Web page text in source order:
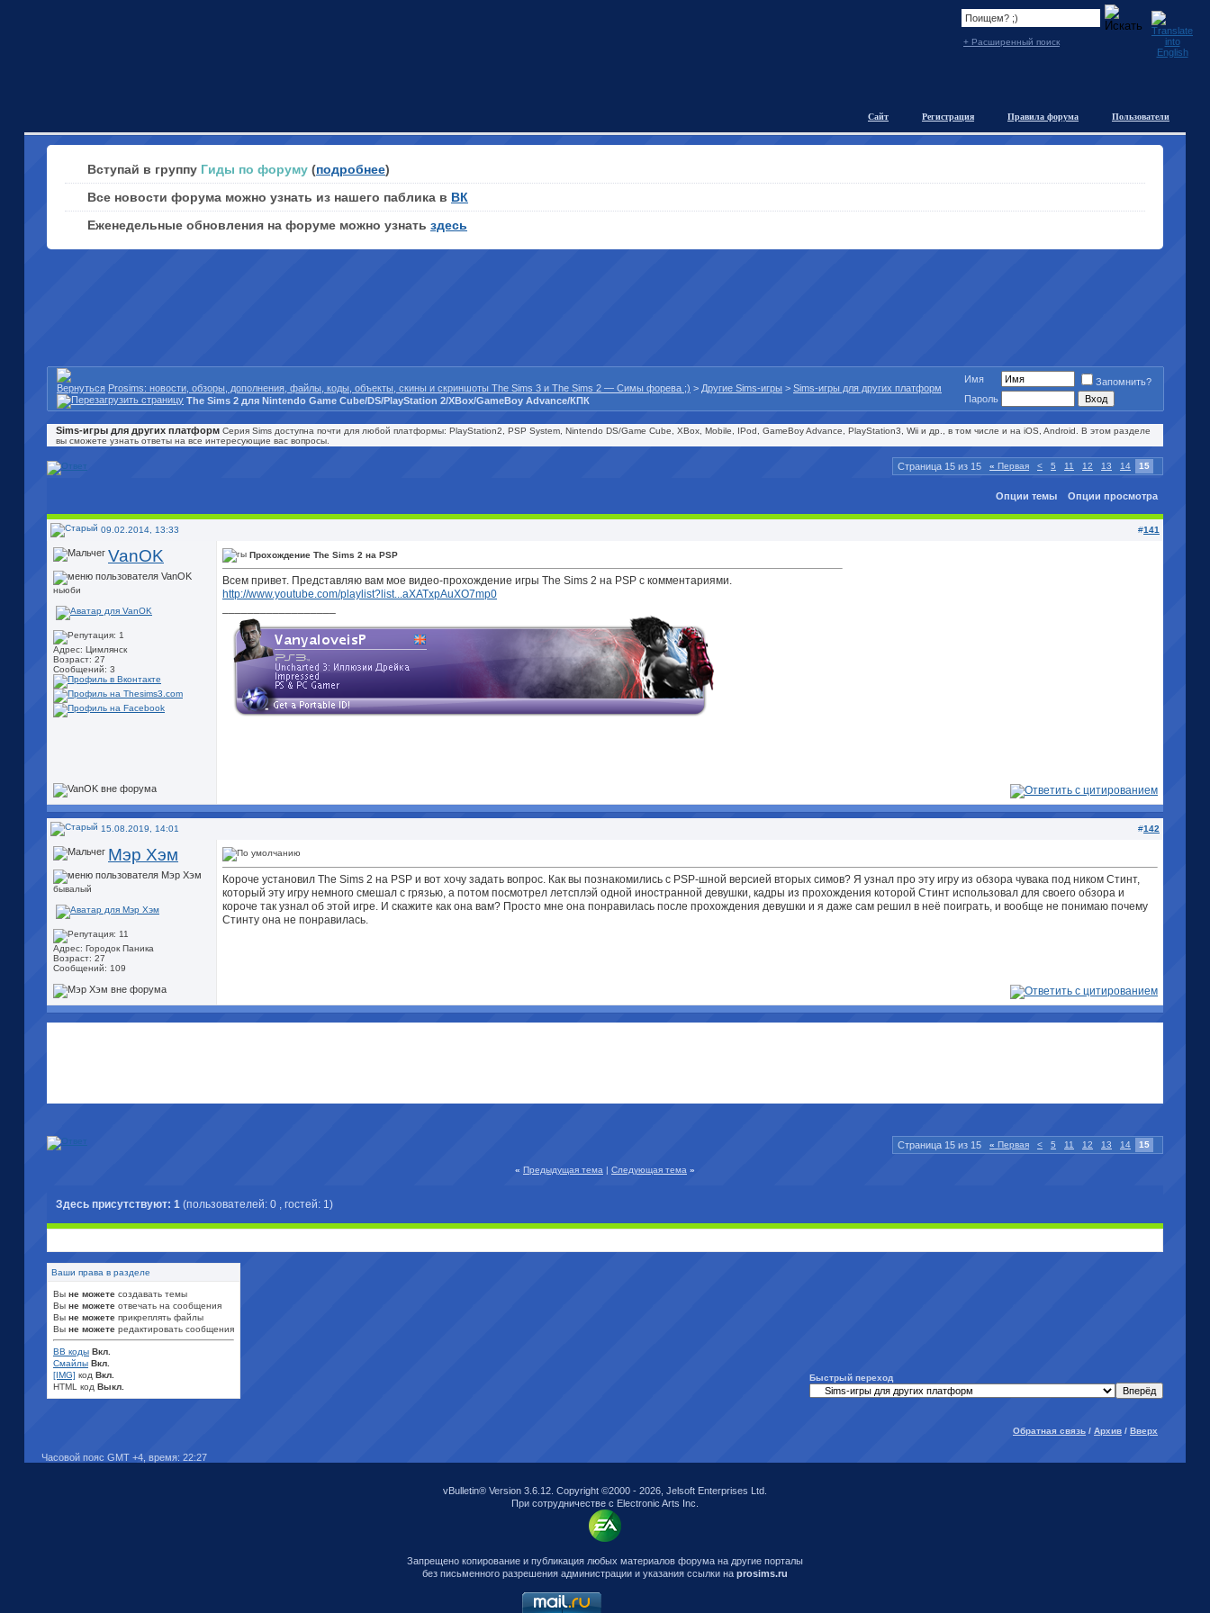
+ Расширенный поиск
Пользователи
Правила форума
Регистрация
Сайт
Вступай в группу Гиды по форуму (подробнее)
Все новости форума можно узнать из нашего паблика в ВК
Еженедельные обновления на форуме можно узнать здесь
Prosims: новости, обзоры, дополнения, файлы, коды, объекты, скины и скриншоты The Sims 3 и The Sims 2 — Симы форева ;) > Другие Sims-игры > Sims-игры для других платформ
The Sims 2 для Nintendo Game Cube/DS/PlayStation 2/XBox/GameBoy Advance/КПК
Имя
Запомнить?
Пароль
Sims-игры для других платформ Серия Sims доступна почти для любой платформы: PlayStation2, PSP System, Nintendo DS/Game Cube, XBox, Mobile, IPod, GameBoy Advance, PlayStation3, Wii и др., в том числе и на iOS, Android. В этом разделе
вы сможете узнать ответы на все интересующие вас вопросы.
Страница 15 из 15 « Первая < 5 11 12 13 14 15
Опции темы Опции просмотра
09.02.2014, 13:33 #141
VanOK
ньюби
Адрес: Цимлянск
Возраст: 27
Сообщений: 3
Прохождение The Sims 2 на PSP
Всем привет. Представляю вам мое видео-прохождение игры The Sims 2 на PSP с комментариями.
http://www.youtube.com/playlist?list...aXATxpAuXO7mp0
15.08.2019, 14:01 #142
Мэр Хэм
бывалый
Адрес: Городок Паника
Возраст: 27
Сообщений: 109
Короче установил The Sims 2 на PSP и вот хочу задать вопрос. Как вы познакомились с PSP-шной версией вторых симов? Я узнал про эту игру из обзора чувака под ником Стинт,
который эту игру немного смешал с грязью, а потом посмотрел летсплэй одной иностранной девушки, кадры из прохождения которой Стинт использовал для своего обзора и
короче так узнал об этой игре. И скажите как она вам? Просто мне она понравилась после прохождения девушки и я даже сам решил в неё поиграть, и вообще не понимаю почему
Стинту она не понравилась.
Страница 15 из 15 « Первая < 5 11 12 13 14 15
« Предыдущая тема | Следующая тема »
Здесь присутствуют: 1 (пользователей: 0 , гостей: 1)
Ваши права в разделе
Вы не можете создавать темы
Вы не можете отвечать на сообщения
Вы не можете прикреплять файлы
Вы не можете редактировать сообщения
BB коды Вкл.
Смайлы Вкл.
[IMG] код Вкл.
HTML код Выкл.
Быстрый переход
Обратная связь / Архив / Вверх
Часовой пояс GMT +4, время: 22:27
vBulletin® Version 3.6.12. Copyright ©2000 - 2026, Jelsoft Enterprises Ltd.
При сотрудничестве с Electronic Arts Inc.
Запрещено копирование и публикация любых материалов форума на другие порталы
без письменного разрешения администрации и указания ссылки на prosims.ru